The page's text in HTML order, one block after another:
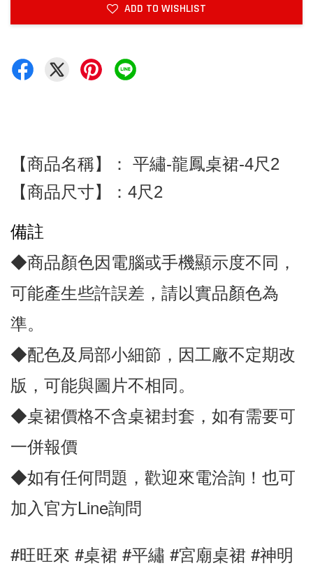
ADD TO WISHLIST
【商品名稱】： 平繡-龍鳳桌裙-4尺2
【商品尺寸】：4尺2
備註
◆商品顏色因電腦或手機顯示度不同，
可能產生些許誤差，請以實品顏色為
準。
◆配色及局部小細節，因工廠不定期改
版，可能與圖片不相同。
◆桌裙價格不含桌裙封套，如有需要可
一併報價
◆如有任何問題，歡迎來電洽詢！也可
加入官方Line詢問
#旺旺來 #桌裙 #平繡 #宮廟桌裙 #神明